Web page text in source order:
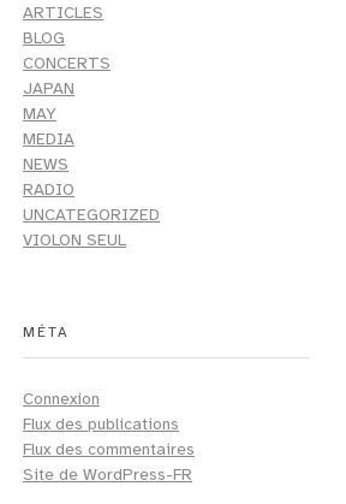
ARTICLES
BLOG
CONCERTS
JAPAN
MAY
MEDIA
NEWS
RADIO
UNCATEGORIZED
VIOLON SEUL
MÉTA
Connexion
Flux des publications
Flux des commentaires
Site de WordPress-FR